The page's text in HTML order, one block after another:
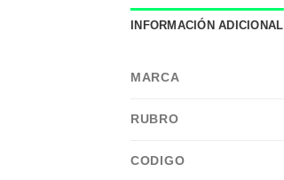
INFORMACIÓN ADICIONAL
MARCA
RUBRO
CODIGO